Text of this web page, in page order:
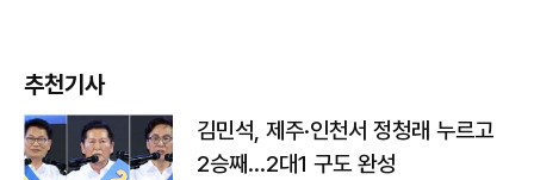
추천기사
김민석, 제주·인천서 정청래 누르고
2승째…2대1 구도 완성